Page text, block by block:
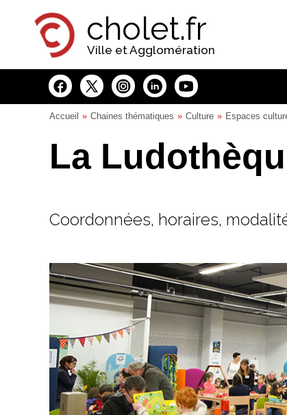
cholet.fr
Ville et Agglomération
Accueil Chaines thématiques Culture Espaces
La
Coordonnées, horaires,